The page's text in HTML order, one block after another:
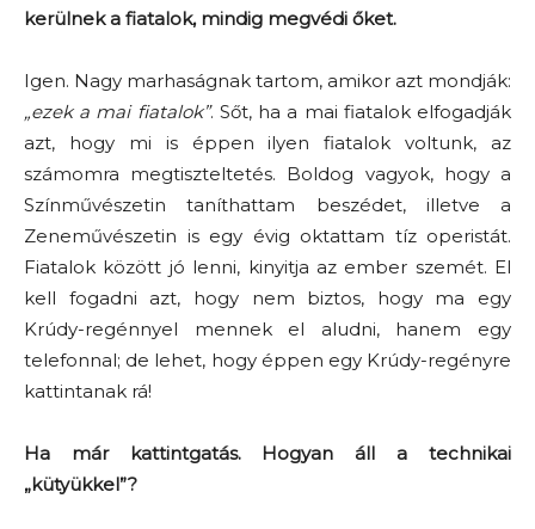
kerülnek a fiatalok, mindig megvédi őket.
Igen. Nagy marhaságnak tartom, amikor azt mondják:
„ezek a mai fiatalok”. Sőt, ha a mai fiatalok elfogadják
azt, hogy mi is éppen ilyen fiatalok voltunk, az
számomra megtiszteltetés. Boldog vagyok, hogy a
Színművészetin taníthattam beszédet, illetve a
Zeneművészetin is egy évig oktattam tíz operistát.
Fiatalok között jó lenni, kinyitja az ember szemét. El
kell fogadni azt, hogy nem biztos, hogy ma egy
Krúdy-regénnyel mennek el aludni, hanem egy
telefonnal; de lehet, hogy éppen egy Krúdy-regényre
kattintanak rá!
Ha már kattintgatás. Hogyan áll a technikai
„kütyükkel”?